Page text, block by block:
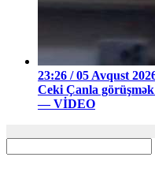
23:26 / 05 Avqust
Ceki Çanla görüşmək
— VİDEO